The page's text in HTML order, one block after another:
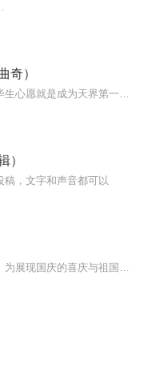
奇）
）
稿，文字和声音都可以